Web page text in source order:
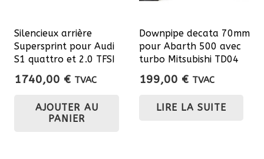
Silencieux arrière
Supersprint pour Audi
S1 quattro et 2.0 TFSI
1740,00 € TVAC
AJOUTER AU
PANIER
Downpipe decata 70mm
pour Abarth 500 avec
turbo Mitsubishi TD04
199,00 € TVAC
LIRE LA SUITE